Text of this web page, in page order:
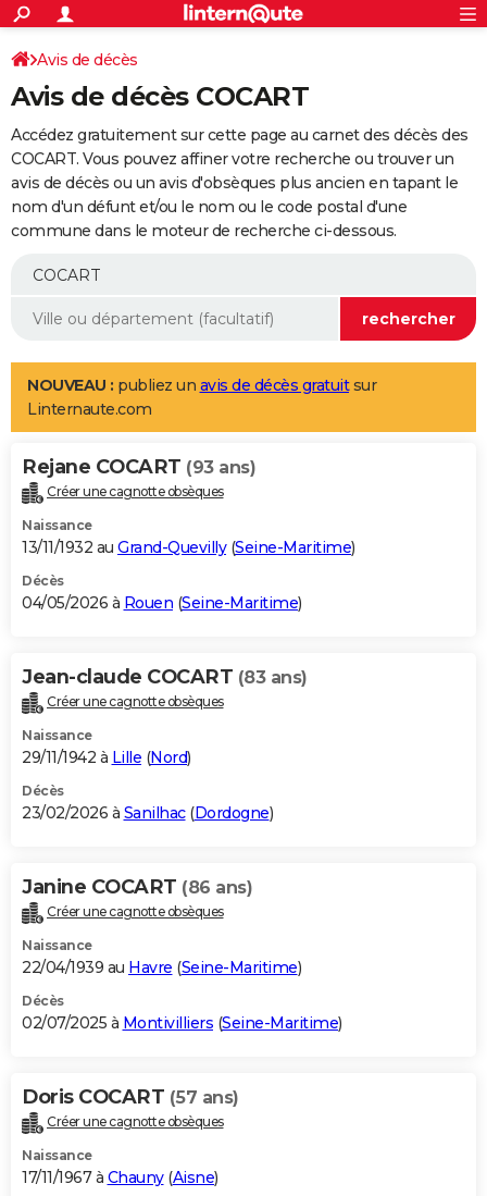
ACTUALITÉS
Politique
Société
Faits Divers
Education
Monde
Villes
+
SPORT
Coupe du monde 2026
Football
Tennis
Cyclisme
Rugby
Forum
Programme TV
TNT
Streaming
Cinéma
Sorties cinéma
Musique
+
FINANCE
Retraite
Epargne
Immobilier
Risques naturels par ville
Banque
Assurance
AUTO
Essais
Réserver un essai
Citadines
Berlines
SUV
Forum auto
+
Mobiles
Meilleur smartphone
Internet
Ordinateurs
Jeux vidéo
Guide high-tech
Aménagement intérieur
LIFESTYLE
Art de vivre
Bien-être
Loisirs
Mode
Modes de vie
Alimentation
Guide de la santé
Maladies
Médicaments
Sommeil
VOYAGE
Destinations
City break
Voyage nature
Voyage de noces
Forum
Climat
+PHOTO
GUIDES D'ACHAT
BONS PLANS
Carte de Noël
Carte Bonne année
Carte Saint-Valentin
Carte Pâques
Carte d'anniversaire
DICTIONNAIRE
Dictionnaire
Biographies
Citations
Expressions
Proverbes
PROGRAMME TV
S'inscrire
Se connecter
Lycées
Collèges
Primaires
Universités
Entreprises
Service militaire
Avis de recherche
AVIS DE DÉCÈS
Bricolage
Lifestyle
Culture
Sport
Auto
Television
Voyage
Cinema
Avis de décès
Avis de décès COCART
Accédez gratuitement sur cette page au carnet des décès des
COCART. Vous pouvez affiner votre recherche ou trouver un
avis de décès ou un avis d'obsèques plus ancien en tapant le
nom d'un défunt et/ou le nom ou le code postal d'une
commune dans le moteur de recherche ci-dessous.
NOUVEAU : publiez un avis de décès gratuitsur
Linternaute.com
Rejane COCART (93 ans)
Créer une cagnotte obsèques
Naissance
13/11/1932 au Grand-Quevilly(Seine-Maritime)
Décès
04/05/2026 à Rouen (Seine-Maritime)
Jean-claude COCART (83 ans)
Créer une cagnotte obsèques
Naissance
29/11/1942 à Lille (Nord)
Décès
23/02/2026 à Sanilhac(Dordogne)
Janine COCART (86 ans)
Créer une cagnotte obsèques
Naissance
22/04/1939 au Havre (Seine-Maritime)
Décès
02/07/2025 à Montivilliers (Seine-Maritime)
Doris COCART (57 ans)
Créer une cagnotte obsèques
Naissance
17/11/1967 à Chauny(Aisne)